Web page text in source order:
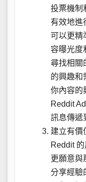
投票機制
有效地進
可以更精
容曝光度
尋找相關
的興趣和
你內容的
Reddit
訊息傳遞
建立有價
Reddit
更願意與
分享經驗